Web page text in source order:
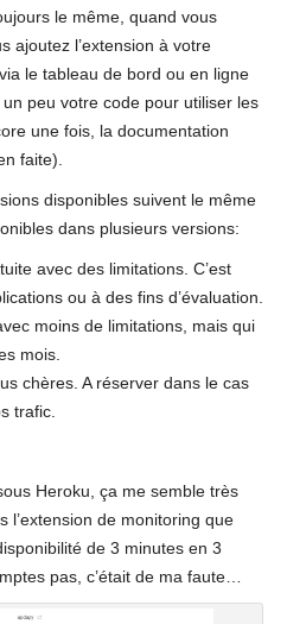
le même, quand vous
ajoutez l’extension à votre
le tableau de bord ou en ligne
peu votre code pour utiliser les
une fois, la documentation
faite).
disponibles suivent le même
dans plusieurs versions:
avec des limitations. C’est
ou à des fins d’évaluation.
moins de limitations, mais qui
mois.
chères. A réserver dans le cas
trafic.
Heroku, ça me semble très
l’extension de monitoring que
de 3 minutes en 3
pas, c’était de ma faute…